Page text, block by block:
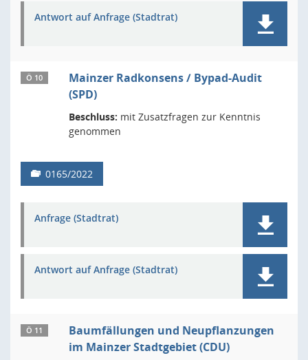
Antwort auf Anfrage (Stadtrat)
Ö 10
Mainzer Radkonsens / Bypad-Audit
(SPD)
Beschluss: mit Zusatzfragen zur Kenntnis
genommen
0165/2022
Anfrage (Stadtrat)
Antwort auf Anfrage (Stadtrat)
Ö 11
Baumfällungen und Neupflanzungen
im Mainzer Stadtgebiet (CDU)